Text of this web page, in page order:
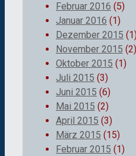
Februar 2016 (5)
Januar 2016 (1)
Dezember 2015
November 2015 (2)
Oktober 2015 (1)
Juli 2015 (3)
Juni 2015 (6)
Mai 2015 (2)
April 2015 (3)
März 2015 (15)
Februar 2015 (1)